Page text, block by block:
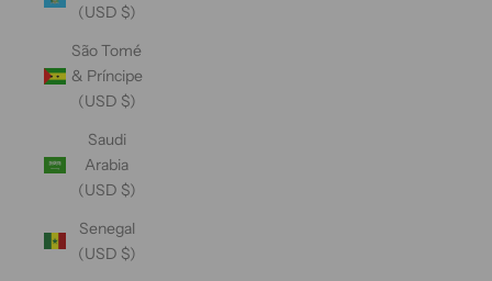
(USD $)
São Tomé
& Príncipe
(USD $)
Saudi
Arabia
(USD $)
Senegal
(USD $)